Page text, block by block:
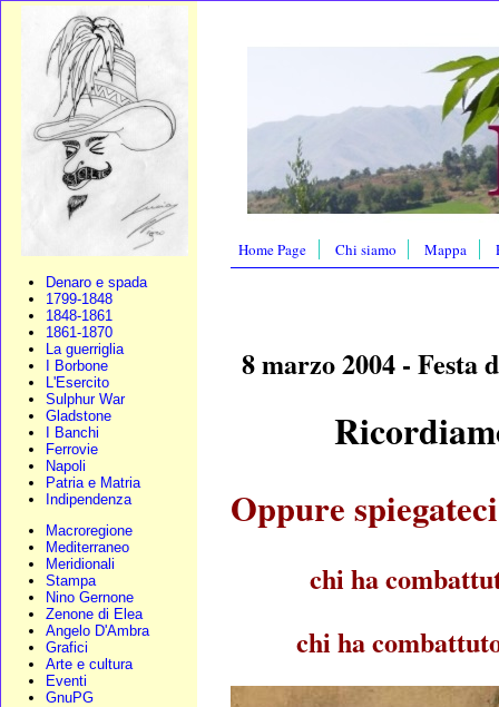
Denaro e spada
1799-1848
1848-1861
1861-1870
La guerriglia
I Borbone
L'Esercito
Sulphur War
Gladstone
I Banchi
Ferrovie
Napoli
Patria e Matria
Indipendenza
Macroregione
Mediterraneo
Meridionali
Stampa
Nino Gernone
Zenone di Elea
Angelo D'Ambra
Grafici
Arte e cultura
Eventi
GnuPG
Home Page Chi siamo Mappa
8 marzo 2004 - Festa
Oppure
chi ha
chi ha